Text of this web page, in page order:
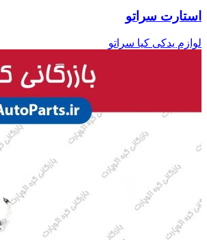
استارت سراتو
لوازم یدکی کیا سراتو